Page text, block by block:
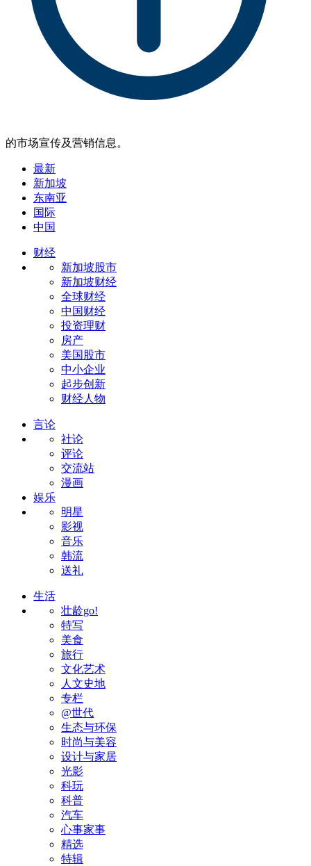
的市场宣传及营销信息。
最新
新加坡
东南亚
国际
中国
财经
新加坡股市
新加坡财经
全球财经
中国财经
投资理财
房产
美国股市
中小企业
起步创新
财经人物
言论
社论
评论
交流站
漫画
娱乐
明星
影视
音乐
韩流
送礼
生活
壮龄go!
特写
美食
旅行
文化艺术
人文史地
专栏
@世代
生态与环保
时尚与美容
设计与家居
光影
科玩
科普
汽车
心事家事
精选
特辑